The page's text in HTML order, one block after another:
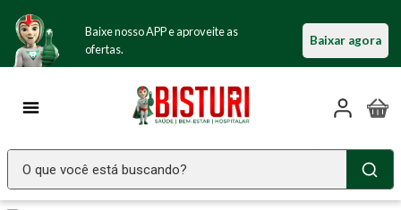
Baixe nosso APP e aproveite as
ofertas.
Baixar agora
O que você está buscando?